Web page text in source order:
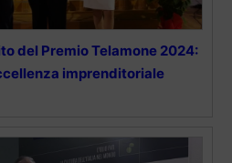
del Premio Telamone 2024:
imprenditoriale